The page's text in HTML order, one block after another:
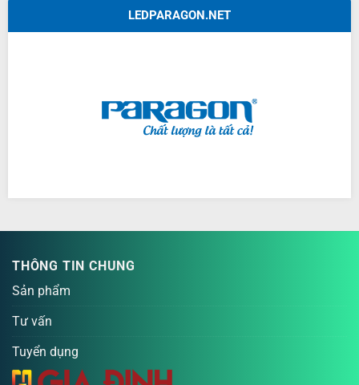
LEDPARAGON.NET
THÔNG TIN CHUNG
Sản phẩm
Tư vấn
Tuyển dụng